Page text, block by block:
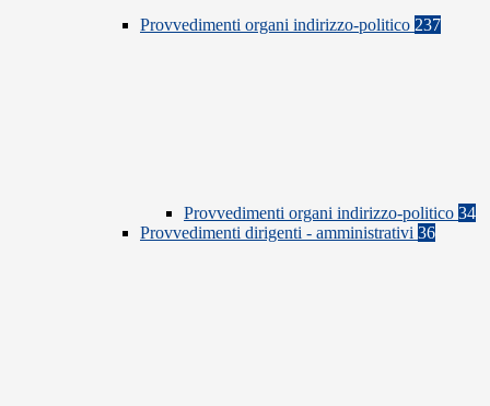
Provvedimenti organi indirizzo-politico 237
Provvedimenti organi indirizzo-politico 34
Provvedimenti dirigenti - amministrativi 36